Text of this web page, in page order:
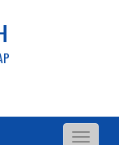
Toggle